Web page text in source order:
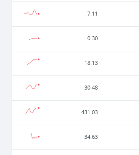
7.11
0.30
18.13
30.48
431.03
34.63